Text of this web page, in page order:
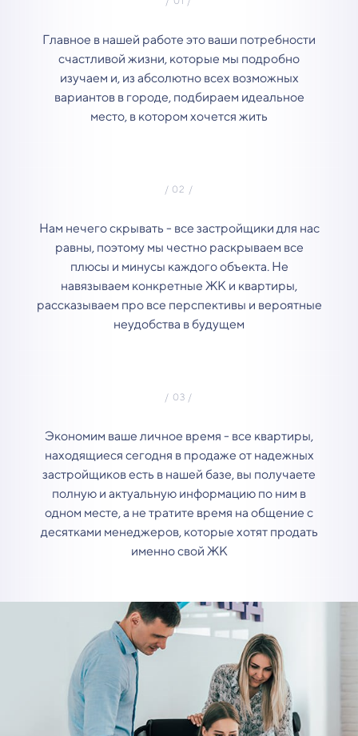
Главное в нашей работе это ваши потребности
счастливой жизни, которые мы подробно
изучаем и, из абсолютно всех возможных
вариантов в городе, подбираем идеальное
место, в котором хочется жить
Нам нечего скрывать - все застройщики для нас
равны, поэтому мы честно раскрываем все
плюсы и минусы каждого объекта. Не
навязываем конкретные ЖК и квартиры,
рассказываем про все перспективы и вероятные
неудобства в будущем
Экономим ваше личное время - все квартиры,
находящиеся сегодня в продаже от надежных
застройщиков есть в нашей базе, вы получаете
полную и актуальную информацию по ним в
одном месте, а не тратите время на общение с
десятками менеджеров, которые хотят продать
именно свой ЖК